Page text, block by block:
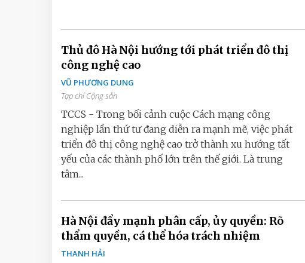
Thủ đô Hà Nội hướng tới phát triển đô thị
công nghệ cao
VŨ PHƯƠNG DUNG
Tạp chí Cộng sản
TCCS - Trong bối cảnh cuộc Cách mạng công
nghiệp lần thứ tư đang diễn ra mạnh mẽ, việc phát
triển đô thị công nghệ cao trở thành xu hướng tất
yếu của các thành phố lớn trên thế giới. Là trung
tâm...
Hà Nội đẩy mạnh phân cấp, ủy quyền: Rõ
thẩm quyền, cá thể hóa trách nhiệm
THANH HẢI